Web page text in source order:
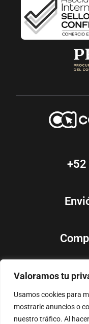
Valoramos tu
Usamos cookies para
mostrarle anuncios o
nuestro tráfico. Al
COPYRIGHT © 2018-2025